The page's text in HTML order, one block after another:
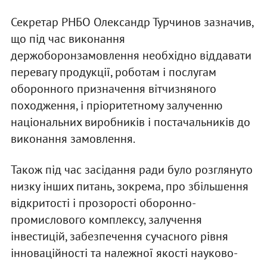
Секретар РНБО Олександр Турчинов зазначив,
що під час виконання
держоборонзамовлення необхідно віддавати
перевагу продукції, роботам і послугам
оборонного призначення вітчизняного
походження, і пріоритетному залученню
національних виробників і постачальників до
виконання замовлення.
Також під час засідання ради було розглянуто
низку інших питань, зокрема, про збільшення
відкритості і прозорості оборонно-
промислового комплексу, залучення
інвестицій, забезпечення сучасного рівня
інноваційності та належної якості науково-